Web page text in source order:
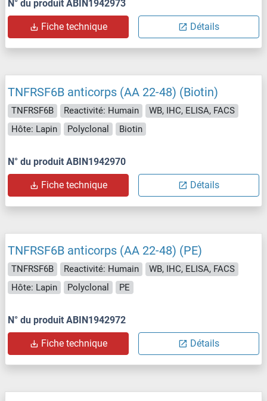
N° du produit ABIN1942973
Fiche technique Détails
TNFRSF6B anticorps (AA 22-48) (Biotin)
TNFRSF6B Reactivité: Humain
WB, IHC, ELISA, FACS
Hôte: Lapin
Polyclonal Biotin
N° du produit ABIN1942970
Fiche technique Détails
TNFRSF6B anticorps (AA 22-48) (PE)
TNFRSF6B Reactivité: Humain
WB, IHC, ELISA, FACS
Hôte: Lapin
Polyclonal PE
N° du produit ABIN1942972
Fiche technique Détails